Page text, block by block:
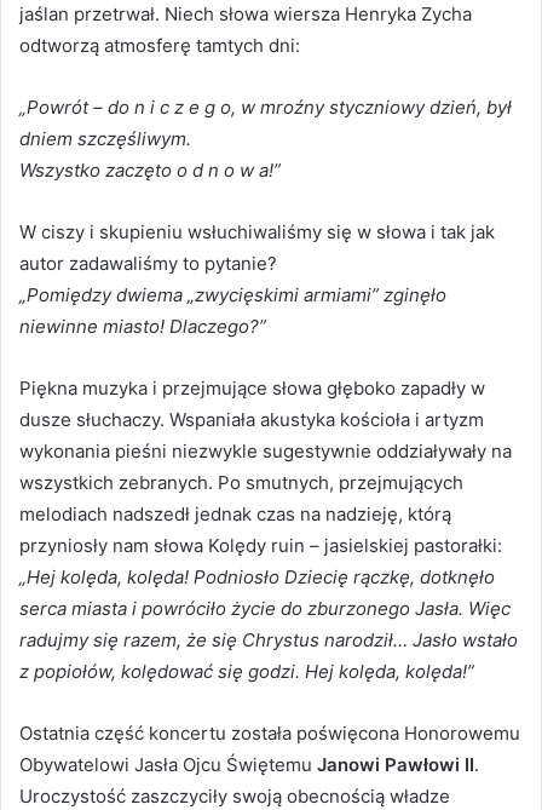
jaślan przetrwał. Niech słowa wiersza Henryka Zycha
odtworzą atmosferę tamtych dni:
„Powrót – do n i c z e g o, w mroźny styczniowy dzień, był
dniem szczęśliwym.
Wszystko zaczęto o d n o w a!”
W ciszy i skupieniu wsłuchiwaliśmy się w słowa i tak jak
autor zadawaliśmy to pytanie?
„Pomiędzy dwiema „zwycięskimi armiami” zginęło
niewinne miasto! Dlaczego?”
Piękna muzyka i przejmujące słowa głęboko zapadły w
dusze słuchaczy. Wspaniała akustyka kościoła i artyzm
wykonania pieśni niezwykle sugestywnie oddziaływały na
wszystkich zebranych. Po smutnych, przejmujących
melodiach nadszedł jednak czas na nadzieję, którą
przyniosły nam słowa Kolędy ruin – jasielskiej pastorałki:
„Hej kolęda, kolęda! Podniosło Dziecię rączkę, dotknęło
serca miasta i powróciło życie do zburzonego Jasła. Więc
radujmy się razem, że się Chrystus narodził… Jasło wstało
z popiołów, kolędować się godzi. Hej kolęda, kolęda!”
Ostatnia część koncertu została poświęcona Honorowemu
Obywatelowi Jasła Ojcu Świętemu Janowi Pawłowi II.
Uroczystość zaszczyciły swoją obecnością władze